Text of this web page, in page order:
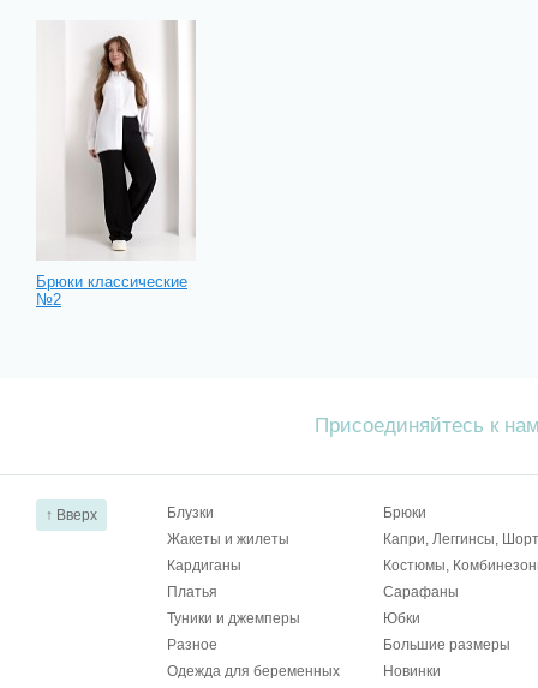
Брюки классические
№2
Присоединяйтесь к
↑ Вверх Блузки
Брюки
Жакеты и жилеты
Капри, Леггинсы,
Кардиганы
Костюмы,
Платья
Сарафаны
Туники и джемперы
Юбки
Разное
Большие размеры
Одежда для беременных
Новинки